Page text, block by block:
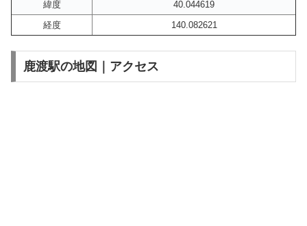
緯度
40.044619
経度
140.082621
鹿渡駅の地図｜アクセス